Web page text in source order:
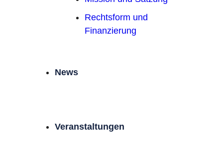
Rechtsform und
Finanzierung
News
Veranstaltungen